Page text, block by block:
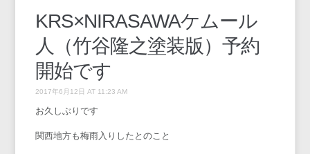
KRS×NIRASAWAケムール
人（竹谷隆之塗装版）予約
開始です
2017年6月12日 AT 11:23 AM
お久しぶりです
関西地方も梅雨入りしたとのこと